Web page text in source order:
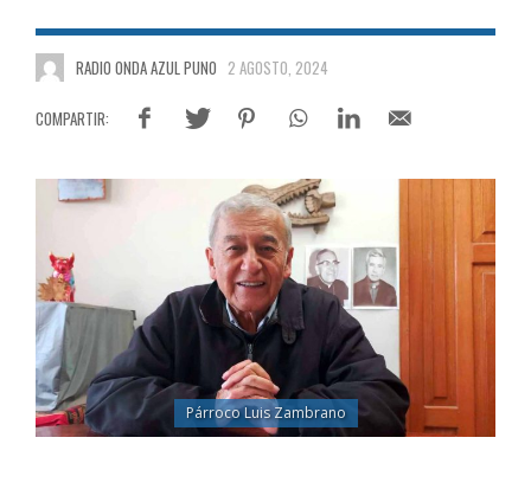
RADIO ONDA AZUL PUNO 2 AGOSTO, 2024
Párroco Luis Zambrano